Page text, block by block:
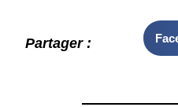
Partager :